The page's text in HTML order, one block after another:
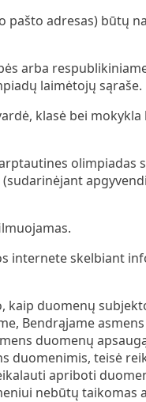
adresas) būtų
arba
laimėtojų sąraše.
klasė bei
olimpiadas
internete skelbiant
kaip duomenų
Bendrąjame
duomenų
duomenimis, teisė
apriboti
nebūtų taikomas